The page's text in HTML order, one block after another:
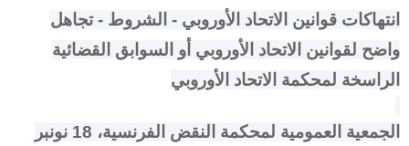
انتهاكات قوانين الاتحاد الأوروبي - الشروط - تجاهل
واضح لقوانين الاتحاد الأوروبي أو السوابق القضائية
الراسخة لمحكمة الاتحاد الأوروبي
الجمعية العمومية لمحكمة النقض الفرنسية، 18 نونبر